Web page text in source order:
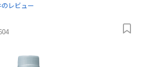
のレビュー